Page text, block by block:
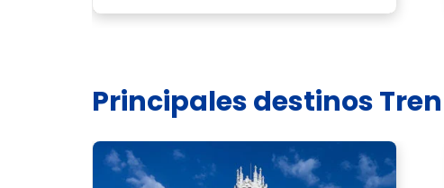
Principales destinos Tren